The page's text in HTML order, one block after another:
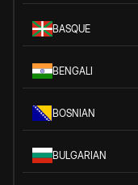
BASQUE
BENGALI
BOSNIAN
BULGARIAN